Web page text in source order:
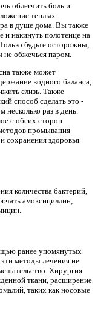
облегчить боль и
теплых
в душе дома. Вы также
и накинуть полотенце на
будьте осторожны,
не обжечься паром.
также может
водного баланса,
слизь. Также
способ сделать это -
несколько раз в день.
с обеих сторон
промывания
сохранения здоровья
количества бактерий,
амоксициллин,
ранее упомянутых
методы лечения не
Хирургия
ткани, расширение
таких как носовые